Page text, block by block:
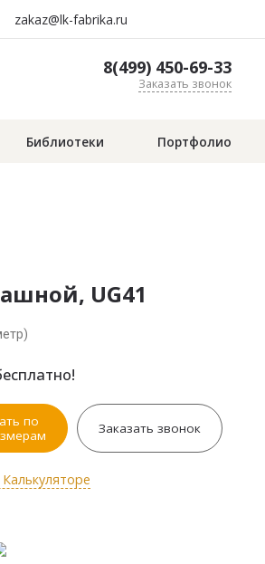
zakaz@lk-fabrika.ru
8(499) 450-69-33
Заказать звонок
Библиотеки Портфолио
UG41
по
Заказать звонок